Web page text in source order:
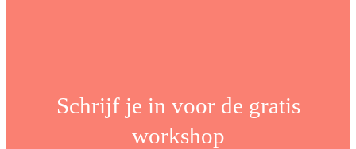
Schrijf je in voor de gratis
workshop